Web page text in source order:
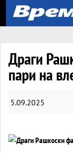
Драги
пари на
5.09.2025